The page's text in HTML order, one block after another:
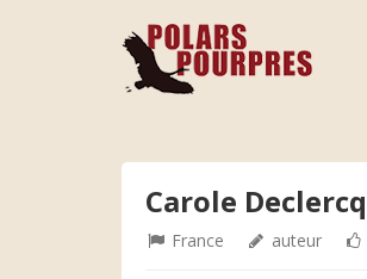
Carole Declercq
France auteur